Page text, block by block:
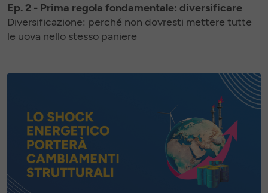
Ep. 2 - Prima regola fondamentale: diversificare
Diversificazione: perché non dovresti mettere tutte
le uova nello stesso paniere